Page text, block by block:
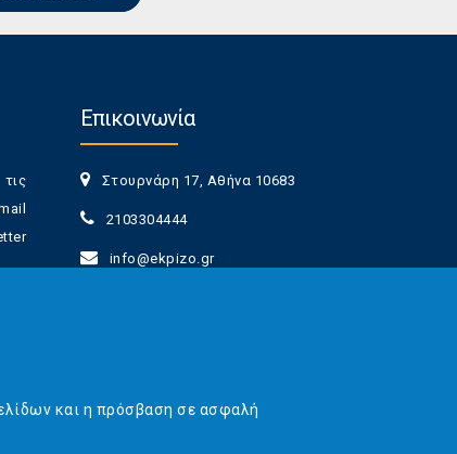
Επικοινωνία
Στουρνάρη 17, Αθήνα 10683
2103304444
info@ekpizo.gr
και η πρόσβαση σε ασφαλή